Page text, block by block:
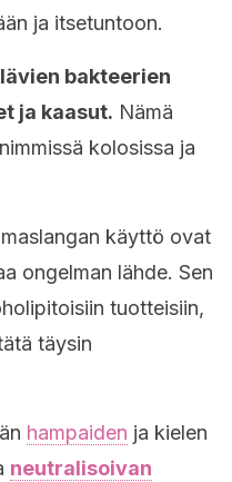
ja itsetuntoon.
bakteerien
ja kaasut. Nämä
kolosissa ja
käyttö ovat
ongelman lähde. Sen
tuotteisiin,
täysin
hampaiden ja kielen
neutralisoivan